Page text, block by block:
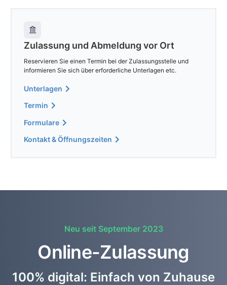
Zulassung und Abmeldung vor Ort
Reservieren Sie einen Termin bei der Zulassungsstelle und
informieren Sie sich über erforderliche Unterlagen etc.
Unterlagen
Termin
Formulare
Kontakt & Öffnungszeiten
Neu seit September 2023
Online-Zulassung
100% digital: Einfach von Zuhause